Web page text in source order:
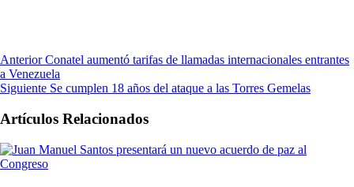
Anterior Conatel aumentó tarifas de llamadas internacionales entrantes
a Venezuela
Siguiente Se cumplen 18 años del ataque a las Torres Gemelas
Artículos Relacionados